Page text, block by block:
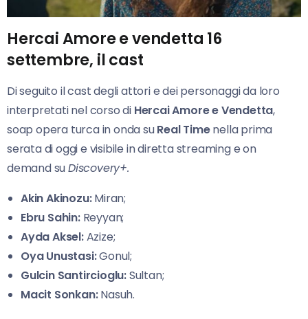
Hercai Amore e vendetta 16
settembre, il cast
Di seguito il cast degli attori e dei personaggi da loro
interpretati nel corso di Hercai Amore e Vendetta,
soap opera turca in onda suReal Timenella prima
serata di oggi e visibile in diretta streaming e on
demand suDiscovery+.
Akin Akinozu:Miran;
Ebru Sahin:Reyyan;
Ayda Aksel:Azize;
Oya Unustasi:Gonul;
Gulcin Santircioglu:Sultan;
Macit Sonkan:Nasuh.